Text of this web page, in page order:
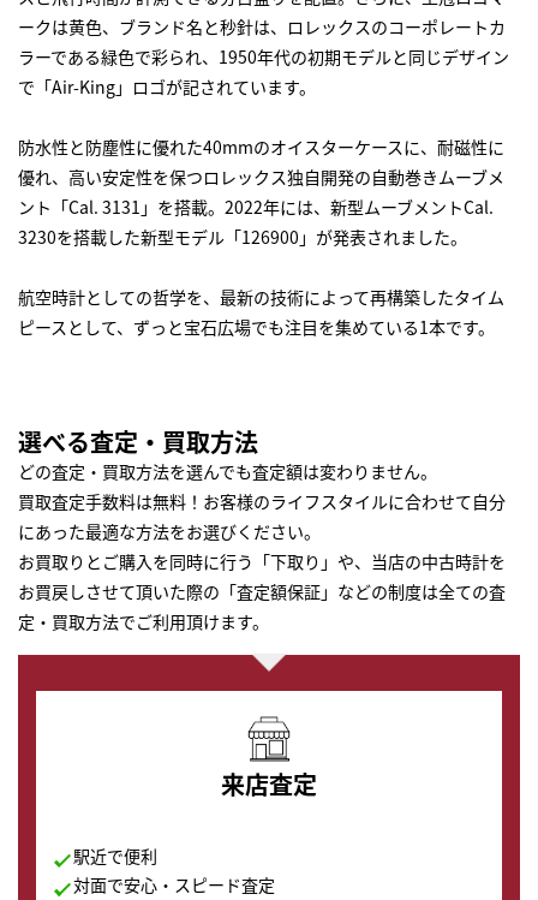
ークは黄色、ブランド名と秒針は、ロレックスのコーポレートカ
ラーである緑色で彩られ、1950年代の初期モデルと同じデザイン
で「Air-King」ロゴが記されています。
防水性と防塵性に優れた40mmのオイスターケースに、耐磁性に
優れ、高い安定性を保つロレックス独自開発の自動巻きムーブメ
ント「Cal. 3131」を搭載。2022年には、新型ムーブメントCal.
3230を搭載した新型モデル「126900」が発表されました。
航空時計としての哲学を、最新の技術によって再構築したタイム
ピースとして、ずっと宝石広場でも注目を集めている1本です。
選べる査定・買取方法
どの査定・買取方法を選んでも査定額は変わりません。
買取査定手数料は無料！お客様のライフスタイルに合わせて自分
にあった最適な方法をお選びください。
お買取りとご購入を同時に行う「下取り」や、当店の中古時計を
お買戻しさせて頂いた際の「査定額保証」などの制度は全ての査
定・買取方法でご利用頂けます。
来店査定
駅近で便利
対面で安心・スピード査定